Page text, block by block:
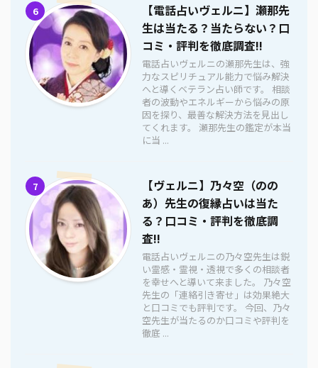
6
【電話占いヴェルニ】瀬那先
生は当たる？当たらない？口
コミ・評判を徹底調査!!
電話占いヴェルニの瀬那先生は、強
力なスピリチュアル能力で悩み解決
へと導くベテラン占い師です。 相談
者の波動やエネルギーから悩みの原
因を探り、最善な解決方法を見出し
てくれます。 瀬那先生の鑑定が本当
に当 ...
7
【ヴェルニ】乃々空（のの
あ）先生の復縁占いは当た
る？口コミ・評判を徹底調
査!!
電話占いヴェルニの乃々空先生は鋭
い霊感・霊視・透視で多くの相談者
を幸せへと導いて来ました。 乃々空
先生の「連絡引き寄せ」は効果絶大
と口コミでも評判です。 今回、乃々
空先生が当たるのか口コミや評判を
徹底 ...